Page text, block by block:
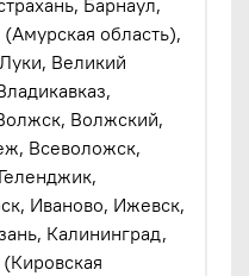
область),
Великий
Волжский,
Всеволожск,
Иваново, Ижевск,
Калининград,